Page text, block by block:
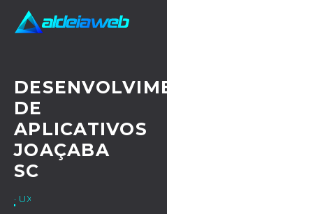
DESENVOLVIMENTO
DE
APLICATIVOS
JOAÇABA
SC
· UX/UI DESIGN